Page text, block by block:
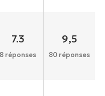
7.3
8 réponses
9,5
80 réponses